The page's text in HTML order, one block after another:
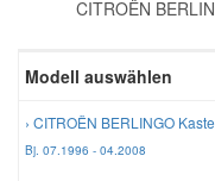
CITROËN
Modell auswählen
› CITROËN BERLINGO
Bj. 07.1996 - 04.2008
Zündanlage und
Daihatsu Ersatzteile